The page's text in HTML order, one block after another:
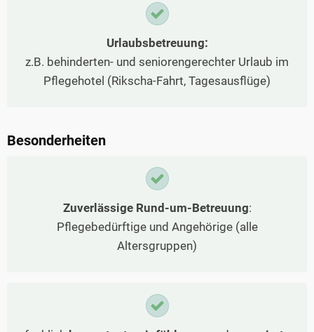
Urlaubsbetreuung:
z.B. behinderten- und seniorengerechter Urlaub im
Pflegehotel (Rikscha-Fahrt, Tagesausflüge)
Besonderheiten
Zuverlässige Rund-um-Betreuung:
Pflegebedürftige und Angehörige (alle
Altersgruppen)